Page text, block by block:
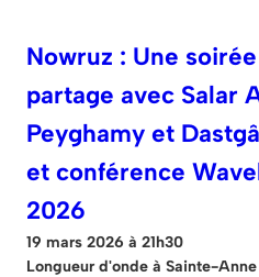
Nowruz : Une
partage avec Salar
Peyghamy et
et conférence
2026
19 mars 2026 à 21h30
Longueur d'onde à Sainte-Anne